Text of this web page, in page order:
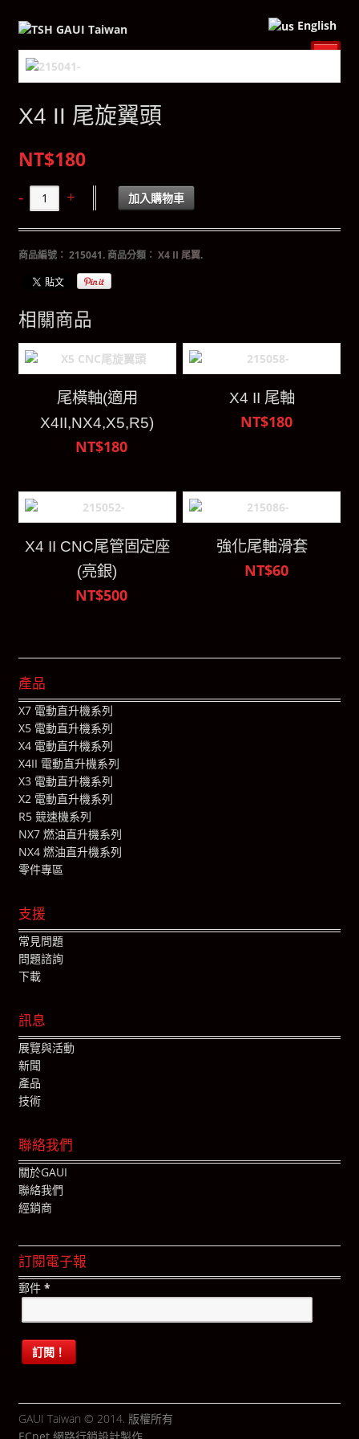
English
X4 II 尾旋翼頭
NT$180
加入購物車
商品編號： 215041.商品分類： X4 II 尾翼.
相關商品
尾橫軸(適用
X4II,NX4,X5,R5)
NT$180
X4 II 尾軸
NT$180
X4 II CNC尾管固定座
(亮銀)
NT$500
強化尾軸滑套
NT$60
產品
X7 電動直升機系列
X5 電動直升機系列
X4 電動直升機系列
X4II 電動直升機系列
X3 電動直升機系列
X2 電動直升機系列
R5 競速機系列
NX7 燃油直升機系列
NX4 燃油直升機系列
零件專區
支援
常見問題
問題諮詢
下載
訊息
展覽與活動
新聞
產品
技術
聯絡我們
關於GAUI
聯絡我們
經銷商
訂閱電子報
郵件 *
GAUI Taiwan © 2014. 版權所有